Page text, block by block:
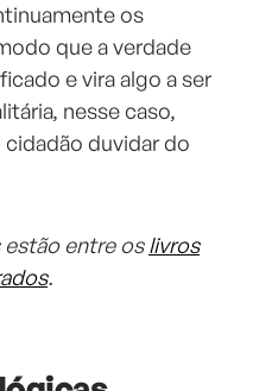
os
que a verdade
e vira algo a ser
nesse caso,
duvidar do
entre oslivros
.